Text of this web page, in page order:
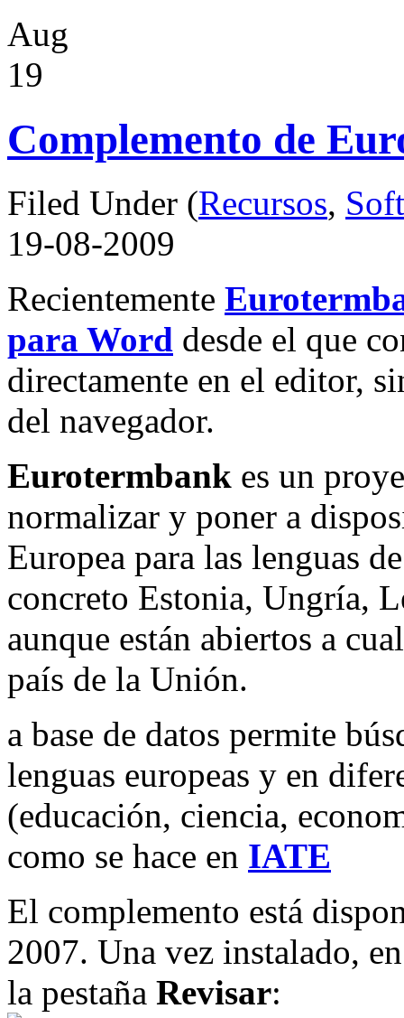
Aug
19
Complemento de
Filed Under (Recursos,
19-08-2009
Recientemente
para Word desde el que
directamente en el editor,
del navegador.
Eurotermbank es un
normalizar y poner a
Europea para las lenguas
concreto Estonia, Ungría,
aunque están abiertos a
país de la Unión.
a base de datos permite
lenguas europeas y en
(educación, ciencia,
como se hace en IATE
El complemento está
2007. Una vez instalado,
la pestaña Revisar: